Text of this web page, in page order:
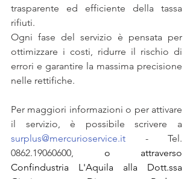
trasparente ed efficiente della tassa
rifiuti.
Ogni fase del servizio è pensata per
ottimizzare i costi, ridurre il rischio di
errori e garantire la massima precisione
nelle rettifiche.
Per maggiori informazioni o per attivare
surplus@mercurioservice.it - Tel.
0862.19060600, o attraverso
Confindustria L'Aquila alla Dott.ssa